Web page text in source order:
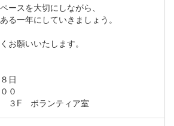
ースを大切にしながら、
る一年にしていきましょう。
お願いいたします。
日
０
３F ボランティア室